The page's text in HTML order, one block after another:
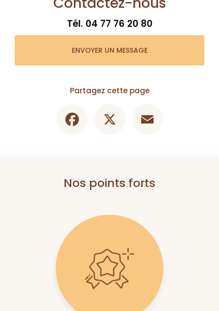
Tél. 04 77 76 20 80
ENVOYER UN MESSAGE
Partagez cette page
Nos points forts